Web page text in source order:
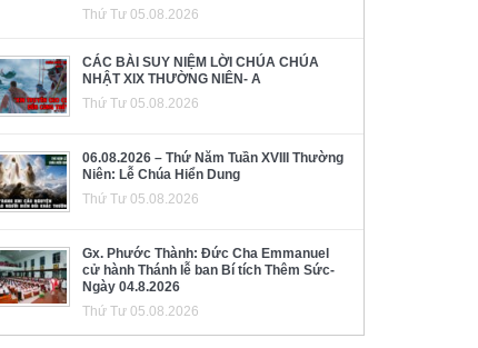
Thứ Tư 05.08.2026
CÁC BÀI SUY NIỆM LỜI CHÚA CHÚA
NHẬT XIX THƯỜNG NIÊN- A
Thứ Tư 05.08.2026
06.08.2026 – Thứ Năm Tuần XVIII Thường
Niên: Lễ Chúa Hiển Dung
Thứ Tư 05.08.2026
Gx. Phước Thành: Đức Cha Emmanuel
cử hành Thánh lễ ban Bí tích Thêm Sức-
Ngày 04.8.2026
Thứ Tư 05.08.2026